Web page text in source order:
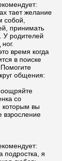
тает желание
собой,
принимать
У родителей
время когда
в поиске
общения:
со
вы
взросление
подростка, я